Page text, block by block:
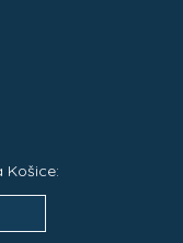
Košice: